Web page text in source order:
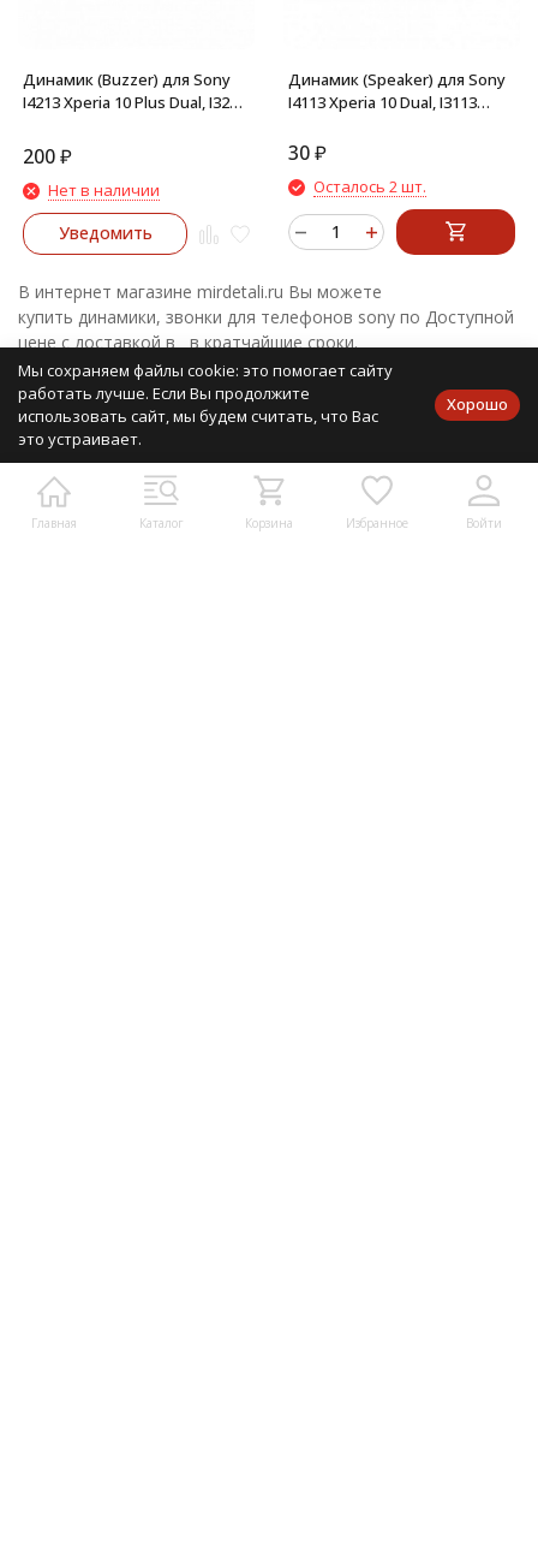
Динамик (Buzzer) для Sony
I4213 Xperia 10 Plus Dual, I3213
200₽
Нет в наличии
Уведомить
Динамик (Speaker) для Sony
I4113 Xperia 10 Dual, I3113
I4213 Xperia 10 Plus Dual
30₽
Осталось 2 шт.
В интернет магазине mirdetali.ru Вы можете
купить динамики, звонки для телефонов sony по Доступной
цене с доставкой в в кратчайшие сроки.
Динамики, звонки для телефонов Sony представлены
широким ассортиментом более 20 товаров,
цены варьируются от 30 руб.. Оплатить товар Вы можете
онлайн на сайте или по квитанции через банк.
Главная Каталог Корзина Избранное Войти
Мы сохраняем файлы cookie: это помогает сайту
работать лучше. Если Вы продолжите
использовать сайт, мы будем считать, что Вас
это устраивает.
Хорошо